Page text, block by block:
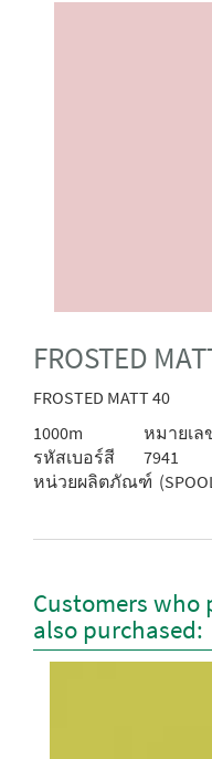
FROSTED
FROSTED MATT 40
1000m
หมายเล
รหัสเบอร์สี
7941
หน่วยผลิตภัณฑ์
Customers
also purchased: